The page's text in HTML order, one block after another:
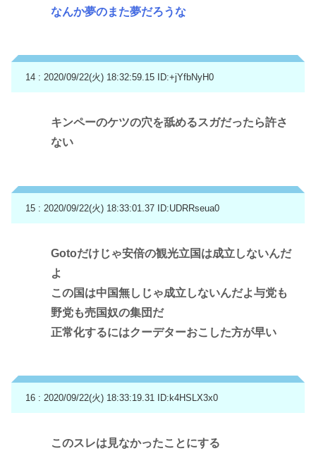
なんか夢のまた夢だろうな
14 : 2020/09/22(火) 18:32:59.15 ID:+jYfbNyH0
キンペーのケツの穴を舐めるスガだったら許さ
ない
15 : 2020/09/22(火) 18:33:01.37 ID:UDRRseua0
Gotoだけじゃ安倍の観光立国は成立しないんだ
よ
この国は中国無しじゃ成立しないんだよ与党も
野党も売国奴の集団だ
正常化するにはクーデターおこした方が早い
16 : 2020/09/22(火) 18:33:19.31 ID:k4HSLX3x0
このスレは見なかったことにする